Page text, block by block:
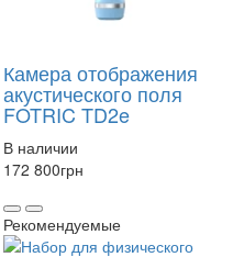
Камера отображения
акустического поля
FOTRIC TD2e
В наличии
172 800грн
Рекомендуемые